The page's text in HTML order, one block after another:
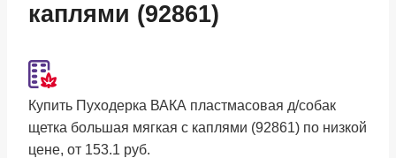
каплями (92861)
Купить Пуходерка ВАКА пластмасовая д/собак
щетка большая мягкая с каплями (92861) по низкой
цене, от 153.1 руб.